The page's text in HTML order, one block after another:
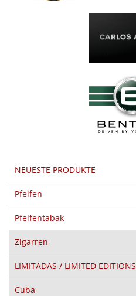
NEUESTE PRODUKTE
Pfeifen
Pfeifentabak
Zigarren
LIMITADAS / LIMITED EDITIONS
Cuba